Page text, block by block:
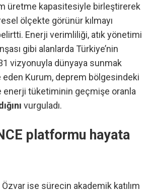
üretme kapasitesiyle birleştirerek
ölçekte görünür kılmayı
Enerji verimliliği, atık yönetimi
gibi alanlarda Türkiye’nin
vizyonuyla dünyaya sunmak
Kurum, deprem bölgesindeki
enerji tüketiminin geçmişe oranla
vurguladı.
platformu hayata
Özvar ise sürecin akademik katılım